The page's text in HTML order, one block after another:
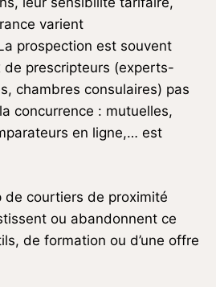
varient
prospection est souvent
prescripteurs (experts-
chambres consulaires) pas
concurrence : mutuelles,
en ligne,… est
de courtiers de proximité
ou abandonnent ce
de formation ou d’une offre